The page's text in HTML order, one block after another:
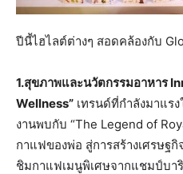
ปีนี้ไฮไลต์ต่างๆ สอดคล้องกับ
1.สุขภาพและนวัตกรรมอาหาร
Wellness” เทรนด์ที่กำลังมาแร
งานพบกับ “The Legend of
กาแฟของพ่อ สู่การสร้างเศรษฐ
ชิมกาแฟเมนูพิเศษจากแชมป์บา